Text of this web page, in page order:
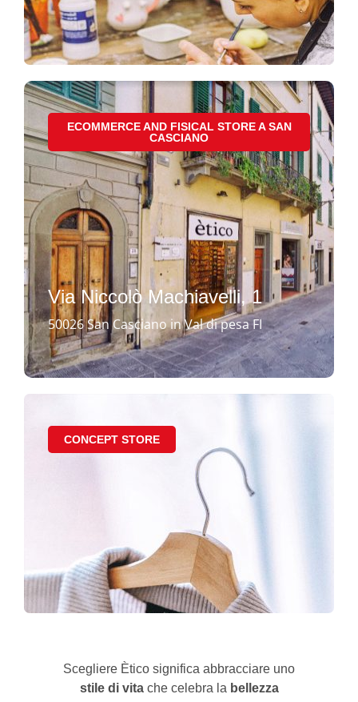
ECOMMERCE AND FISICAL STORE A SAN
CASCIANO
Via Niccolò Machiavelli, 1
50026 San Casciano in Val di pesa FI
CONCEPT STORE
Scegliere Ètico significa abbracciare uno
stile di vitache celebra la bellezza